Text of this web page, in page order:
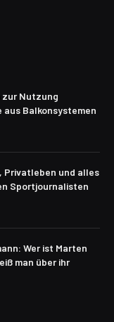
zur Nutzung
Balkonsystemen
Privatleben und alles
Sportjournalisten
Wer ist Marten
man über ihr